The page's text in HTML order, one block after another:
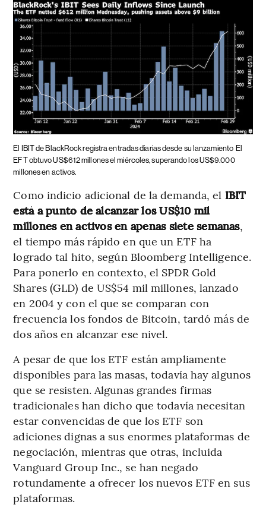
El IBIT de BlackRock registra entradas diarias desde su lanzamiento El
EFT obtuvo US$612 millones el miércoles, superando los US$9.000
millones en activos.
Como indicio adicional de la demanda, el IBIT
está a punto de alcanzar los US$10 mil
millones en activos en apenas siete semanas,
el tiempo más rápido en que un ETF ha
logrado tal hito, según Bloomberg Intelligence.
Para ponerlo en contexto, el SPDR Gold
Shares (GLD) de US$54 mil millones, lanzado
en 2004 y con el que se comparan con
frecuencia los fondos de Bitcoin, tardó más de
dos años en alcanzar ese nivel.
A pesar de que los ETF están ampliamente
disponibles para las masas, todavía hay algunos
que se resisten. Algunas grandes firmas
tradicionales han dicho que todavía necesitan
estar convencidas de que los ETF son
adiciones dignas a sus enormes plataformas de
negociación, mientras que otras, incluida
Vanguard Group Inc., se han negado
rotundamente a ofrecer los nuevos ETF en sus
plataformas.